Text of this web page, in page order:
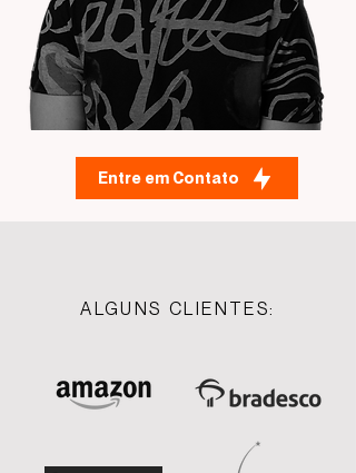
Entre em Contato
ALGUNS CLIENTES: